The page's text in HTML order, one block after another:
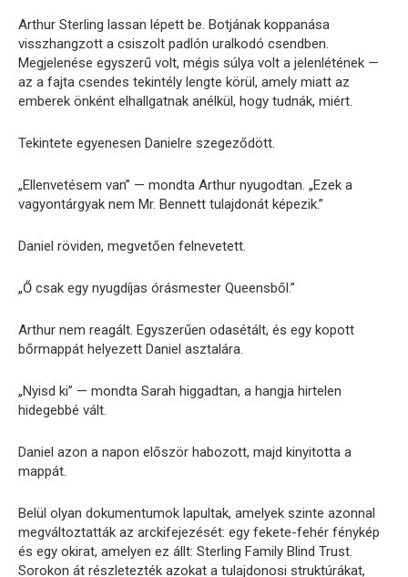
Arthur Sterling lassan lépett be. Botjának koppanása
visszhangzott a csiszolt padlón uralkodó csendben.
Megjelenése egyszerű volt, mégis súlya volt a jelenlétének —
az a fajta csendes tekintély lengte körül, amely miatt az
emberek önként elhallgatnak anélkül, hogy tudnák, miért.
Tekintete egyenesen Danielre szegeződött.
„Ellenvetésem van” — mondta Arthur nyugodtan. „Ezek a
vagyontárgyak nem Mr. Bennett tulajdonát képezik.”
Daniel röviden, megvetően felnevetett.
„Ő csak egy nyugdíjas órásmester Queensből.”
Arthur nem reagált. Egyszerűen odasétált, és egy kopott
bőrmappát helyezett Daniel asztalára.
„Nyisd ki” — mondta Sarah higgadtan, a hangja hirtelen
hidegebbé vált.
Daniel azon a napon először habozott, majd kinyitotta a
mappát.
Belül olyan dokumentumok lapultak, amelyek szinte azonnal
megváltoztatták az arckifejezését: egy fekete-fehér fénykép
és egy okirat, amelyen ez állt: Sterling Family Blind Trust.
Sorokon át részletezték azokat a tulajdonosi struktúrákat,